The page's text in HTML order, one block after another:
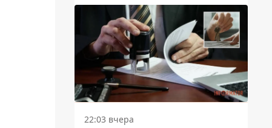
22:03 вчера